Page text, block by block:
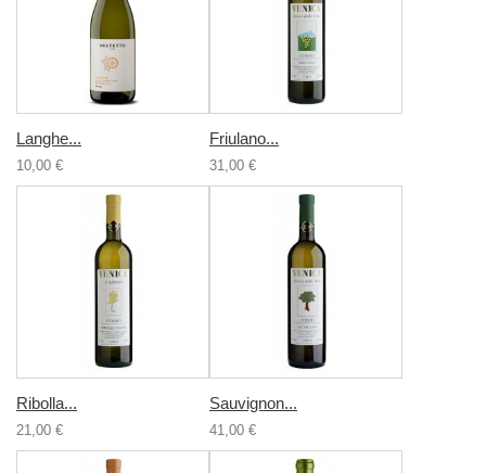
Langhe...
10,00 €
Friulano...
31,00 €
Ribolla...
21,00 €
Sauvignon...
41,00 €